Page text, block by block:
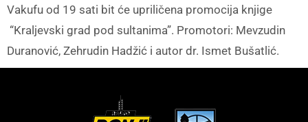
Vakufu od 19 sati bit će upriličena promocija knjige
“Kraljevski grad pod sultanima”. Promotori: Mevzudin
Duranović, Zehrudin Hadžić i autor dr. Ismet Bušatlić.